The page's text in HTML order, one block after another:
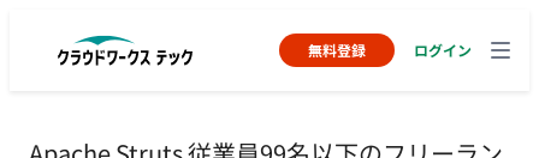
無料登録 ログイン